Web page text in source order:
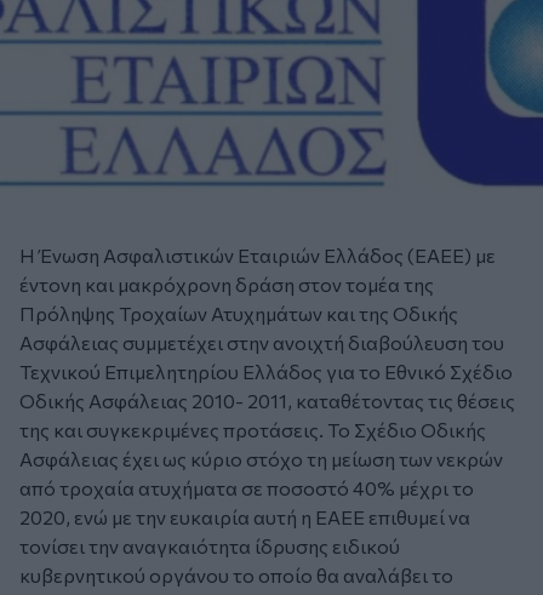
Η Ένωση Ασφαλιστικών Εταιριών Ελλάδος (ΕΑΕΕ) με
έντονη και μακρόχρονη δράση στον τομέα της
Πρόληψης Τροχαίων Ατυχημάτων και της Οδικής
Ασφάλειας συμμετέχει στην ανοιχτή διαβούλευση του
Τεχνικού Επιμελητηρίου Ελλάδος για το Εθνικό Σχέδιο
Οδικής Ασφάλειας 2010- 2011, καταθέτοντας τις θέσεις
της και συγκεκριμένες προτάσεις. Το Σχέδιο Οδικής
Ασφάλειας έχει ως κύριο στόχο τη μείωση των νεκρών
από τροχαία ατυχήματα σε ποσοστό 40% μέχρι το
2020, ενώ με την ευκαιρία αυτή η ΕΑΕΕ επιθυμεί να
τονίσει την αναγκαιότητα ίδρυσης ειδικού
κυβερνητικού οργάνου το οποίο θα αναλάβει το